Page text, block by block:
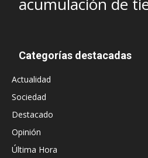
acumulación de
Categorías destacadas
Actualidad
Sociedad
Destacado
Opinión
Última Hora